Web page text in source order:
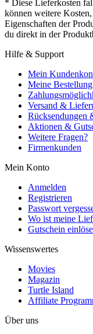
* Diese Lieferkosten
können weitere
Eigenschaften der
du direkt in der
Hilfe & Support
Mein
Meine Bestellung
Versand &
Rücksendungen
Aktionen &
Weitere Fragen?
Firmenkunden
Mein Konto
Anmelden
Registrieren
Passwort
Wo ist meine
Gutschein
Wissenswertes
Movies
Magazin
Turtle Island
Affiliate
Über uns